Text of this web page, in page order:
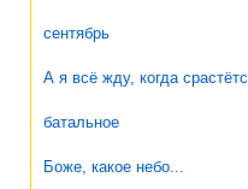
сентябрь
А я всё жду, когда
батальное
Боже, какое небо...